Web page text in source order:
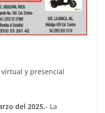
y presencial
del 2025.- La